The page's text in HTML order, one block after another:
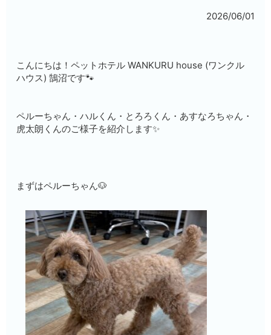
2026/06/01
こんにちは！ペットホテル WANKURU house (ワンクル
ハウス) 鵠沼です🐾
ペルーちゃん・ハルくん・とろろくん・あすなろちゃん・
虎太朗くんのご様子を紹介します✨
まずはペルーちゃん🐶